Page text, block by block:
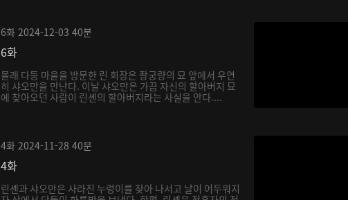
6화 2024-12-03 40분
6화
몰래 다둥 마을을 방문한 린 회장은 좡궁량의 묘 앞에서 우연
히 샤오만을 만난다. 이날 샤오만은 가끔 자신의 할아버지 묘
에 찾아오던 사람이 린셴의 할아버지라는 사실을 안다....
4화 2024-11-28 40분
4화
린셴과 샤오만은 사라진 누렁이를 찾아 나서고 날이 어두워지